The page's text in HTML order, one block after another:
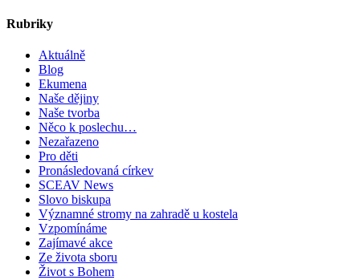
Rubriky
Aktuálně
Blog
Ekumena
Naše dějiny
Naše tvorba
Něco k poslechu…
Nezařazeno
Pro děti
Pronásledovaná církev
SCEAV News
Slovo biskupa
Významné stromy na zahradě u kostela
Vzpomínáme
Zajímavé akce
Ze života sboru
Život s Bohem